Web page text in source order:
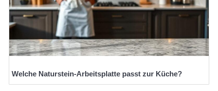
Welche Naturstein-Arbeitsplatte passt zur Küche?